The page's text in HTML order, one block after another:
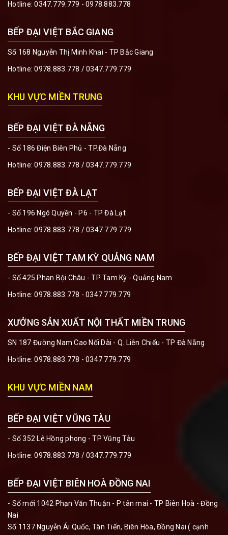
Hotline:0347.779.779 - 0978.883.778
BẾP ĐẠI VIỆT BẮC GIANG
Số 168 Nguyễn Thị Minh Khai - TP Bắc Giang
Hotline:0978.883.778 /0347.779.779
KHU VỰC MIỀN TRUNG
BẾP ĐẠI VIỆT ĐÀ NẴNG
- Số 186 Điện Biên Phủ - TP.Đà Nẵng
Hotline:0978.883.778 /0347.779.779
BẾP ĐẠI VIỆT ĐÀ LẠT
- Số 196 Ngô Quyền - P6 - TP Đà Lạt
Hotline:0978.883.778 /0347.779.779
BẾP ĐẠI VIỆT TAM KỲ QUẢNG NAM
- Số 425 Phan Bội Châu - TP Tam Kỳ - Quảng Nam
Hotline:0978.883.778 - 0347.779.779
XƯỞNG SẢN XUẤT NỘI THẤT MIỀN TRUNG
SN 187 Đường Nam Cao Nối Dài - Q. Liên Chiểu - TP Đà Nẵng
Hotline:0978.883.778 - 0347.779.779
KHU VỰC MIỀN NAM
BẾP ĐẠI VIỆT VŨNG TÀU
- Số 352 Lê Hồng phong - TP Vũng Tàu
Hotline:0978.883.778 / 0347.779.779
BẾP ĐẠI VIỆT BIÊN HOÀ ĐỒNG NAI
- Số mới 1042 Phạn Văn Thuận - P tân mai - TP Biên Hoà - Đồng
Nai
Số 1137 Nguyễn Ái Quốc, Tân Tiến, Biên Hòa, Đồng Nai ( cạnh